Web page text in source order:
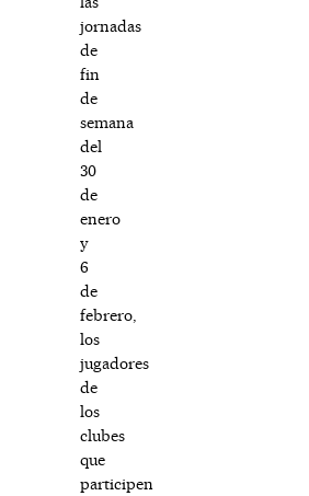
jornadas
de
fin
de
semana
del
30
de
enero
y
6
de
febrero,
los
jugadores
de
los
clubes
que
participen